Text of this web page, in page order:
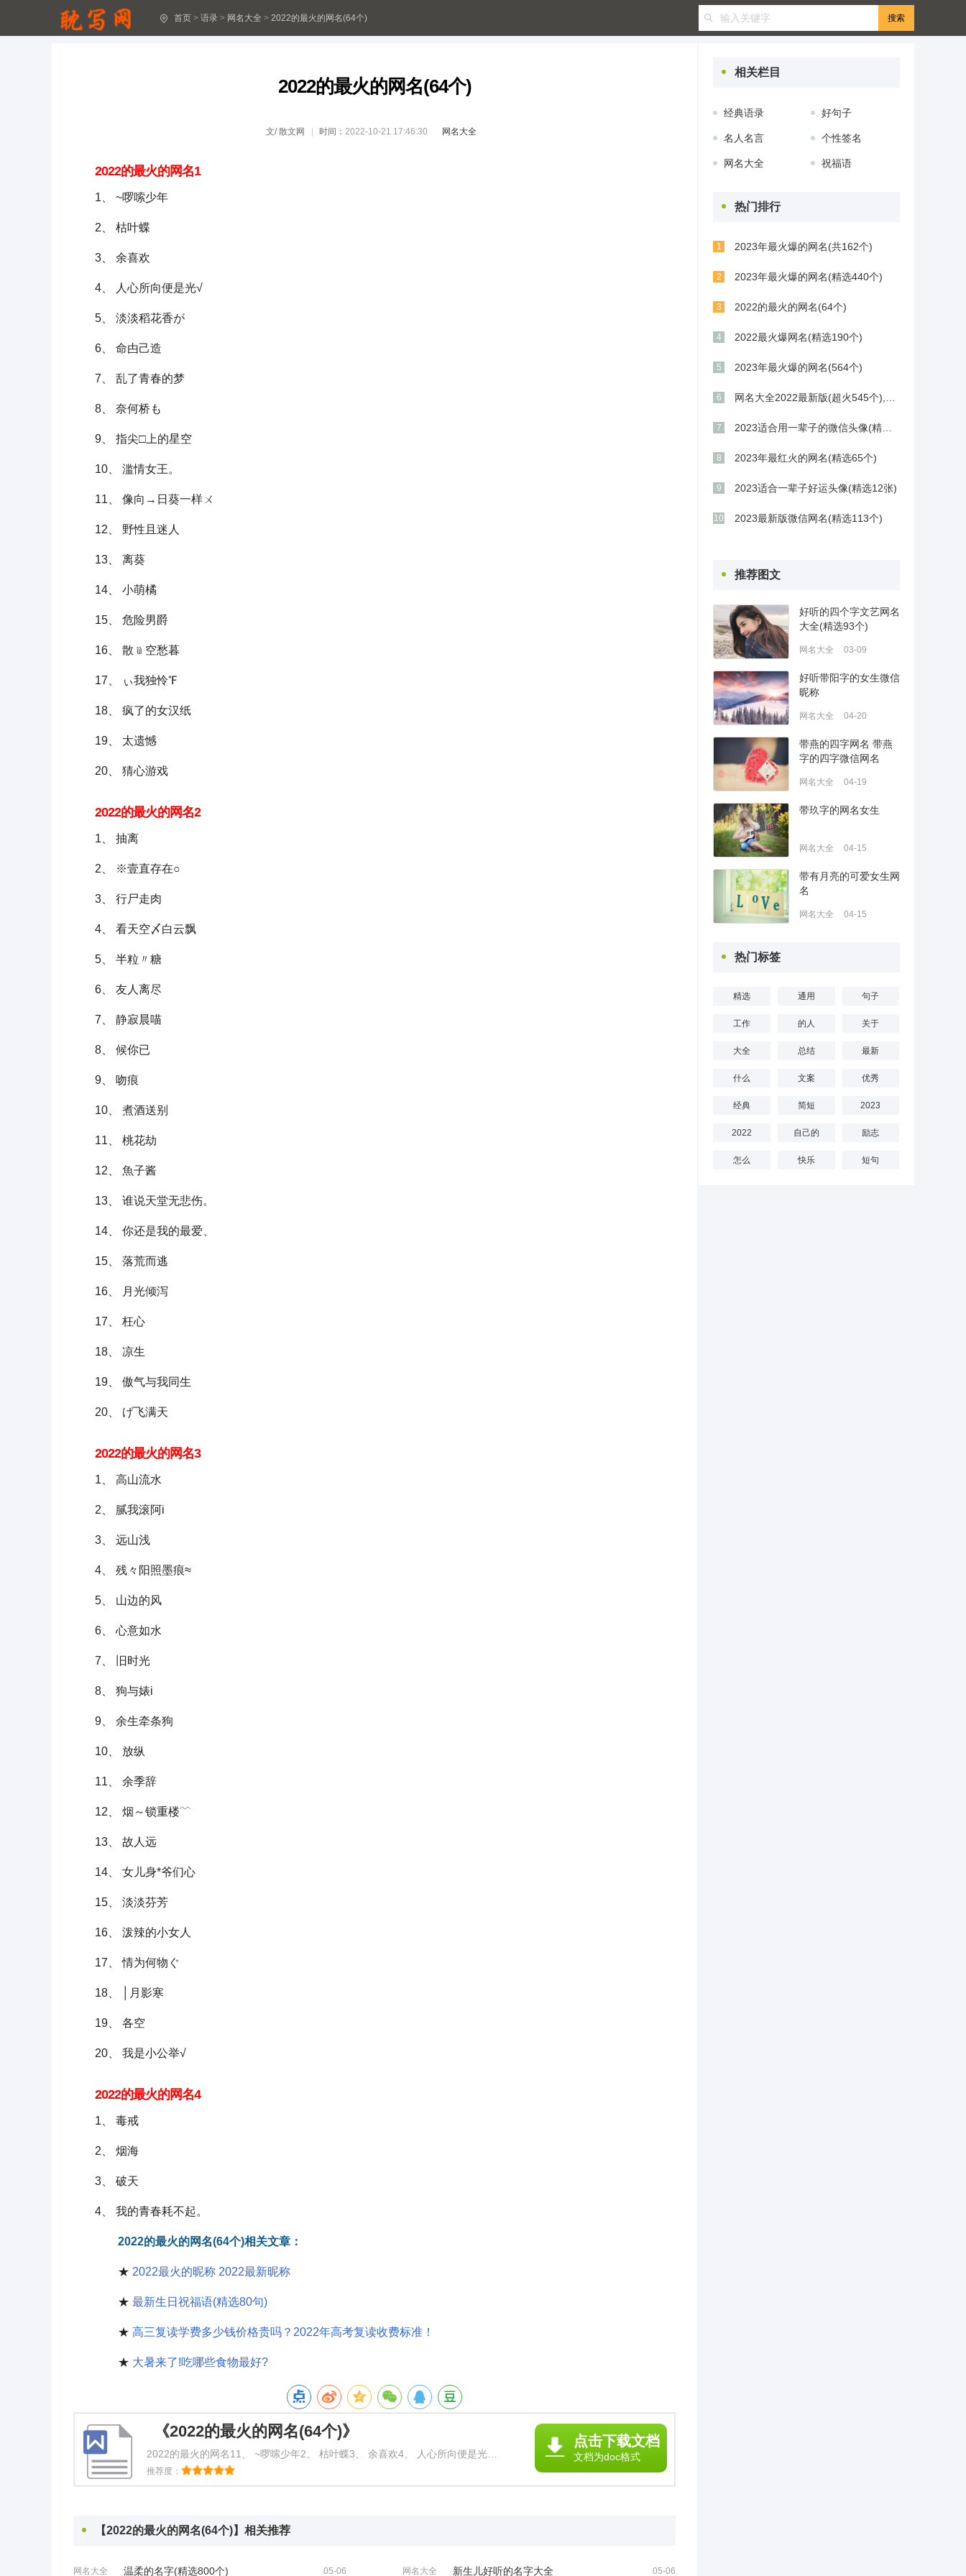
首页 > 语录 > 网名大全 > 2022的最火的网名(64个)
2022的最火的网名(64个)
文/散文网 时间： 2022-10-21 17:46:30 网名大全
2022的最火的网名1
1、 ~啰嗦少年
2、 枯叶蝶
3、 余喜欢
4、 人心所向便是光√
5、 淡淡稻花香が
6、 命甴己造
7、 乱了青春的梦
8、 奈何桥も
9、 指尖□上的星空
10、 滥情女王。
11、 像向→日葵一样ㄨ
12、 野性且迷人
13、 离葵
14、 小萌橘
15、 危险男爵
16、 散﹫空愁暮
17、 ぃ我独怜℉
18、 疯了的女汉纸
19、 太遗憾
20、 猜心游戏
2022的最火的网名2
1、 抽离
2、 ※壹直存在○
3、 行尸走肉
4、 看天空〆白云飘
5、 半粒〃糖
6、 友人离尽
7、 静寂晨喵
8、 候你已
9、 吻痕
10、 煮酒送别
11、 桃花劫
12、 魚子酱
13、 谁说天堂无悲伤。
14、 你还是我的最爱、
15、 落荒而逃
16、 月光倾泻
17、 枉心
18、 凉生
19、 傲气与我同生
20、 げ飞满天
2022的最火的网名3
1、 高山流水
2、 腻我滚阿i
3、 远山浅
4、 残々阳照墨痕≈
5、 山边的风
6、 心意如水
7、 旧时光
8、 狗与婊i
9、 余生牵条狗
10、 放纵
11、 余季辞
12、 烟～锁重楼﹋
13、 故人远
14、 女儿身*爷们心
15、 淡淡芬芳
16、 泼辣的小女人
17、 情为何物ぐ
18、 │月影寒
19、 各空
20、 我是小公举√
2022的最火的网名4
1、 毒戒
2、 烟海
3、 破天
4、 我的青春耗不起。
2022的最火的网名(64个)相关文章：
★ 2022最火的昵称 2022最新昵称
★ 最新生日祝福语(精选80句)
★ 高三复读学费多少钱价格贵吗？2022年高考复读收费标准！
★ 大暑来了!吃哪些食物最好?
《2022的最火的网名(64个)》
2022的最火的网名11、 ~啰嗦少年2、 枯叶蝶3、 余喜欢4、 人心所向便是光
&radic;5、 淡淡稻花香が6、 命甴己造7、 乱了青春的梦8、 奈何桥も9、 指尖□上的
星空10、 滥情女
推荐度：
点击下载文档
文档为doc格式
温柔的名字(精选800个)
特别霸气的游戏名
好听有创意的群名字
帅气典雅的男孩名字
帅气的名字(精选500个)
【2022的最火的网名(64个)】相关推荐
网名大全 温柔的名字(精选800个) 05-06 网名大全 新生儿好听的名字大全 05-06
相关栏目
经典语录 好句子
名人名言 个性签名
网名大全 祝福语
热门排行
1 2023年最火爆的网名(共162个)
2 2023年最火爆的网名(精选440个)
3 2022的最火的网名(64个)
4 2022最火爆网名(精选190个)
5 2023年最火爆的网名(564个)
6
7
8 2023年最红火的网名(精选65个)
9 2023适合一辈子好运头像(精选12张)
10 2023最新版微信网名(精选113个)
推荐图文
好听的四个字文艺网名
大全(精选93个)
网名大全 03-09
好听带阳字的女生微信
昵称
网名大全 04-20
带燕的四字网名 带燕
字的四字微信网名
网名大全 04-19
带玖字的网名女生
网名大全 04-15
带有月亮的可爱女生网
名
网名大全 04-15
热门标签
精选 通用 句子
工作 的人 关于
大全 总结 最新
什么 文案 优秀
经典 简短 2023
2022 自己的 励志
怎么 快乐 短句